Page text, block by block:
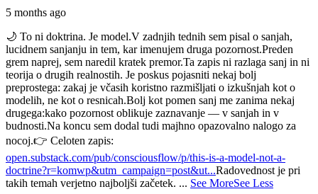
5 months ago
🌙 To ni doktrina. Je model.V zadnjih tednih sem pisal o sanjah,
lucidnem sanjanju in tem, kar imenujem druga pozornost.Preden
grem naprej, sem naredil kratek premor.Ta zapis ni razlaga sanj in ni
teorija o drugih realnostih. Je poskus pojasniti nekaj bolj
preprostega: zakaj je včasih koristno razmišljati o izkušnjah kot o
modelih, ne kot o resnicah.Bolj kot pomen sanj me zanima nekaj
drugega:kako pozornost oblikuje zaznavanje — v sanjah in v
budnosti.Na koncu sem dodal tudi majhno opazovalno nalogo za
nocoj.👉 Celoten zapis:
open.substack.com/pub/consciousflow/p/this-is-a-model-not-a-
doctrine?r=komwp&utm_campaign=post&ut...Radovednost je pri
takih temah verjetno najboljši začetek. ... See MoreSee Less